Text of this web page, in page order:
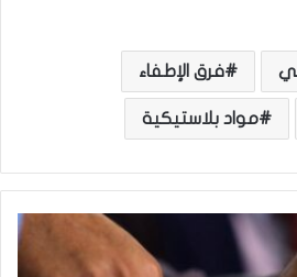
فرق الإطفاء
مواد بلاستيكية